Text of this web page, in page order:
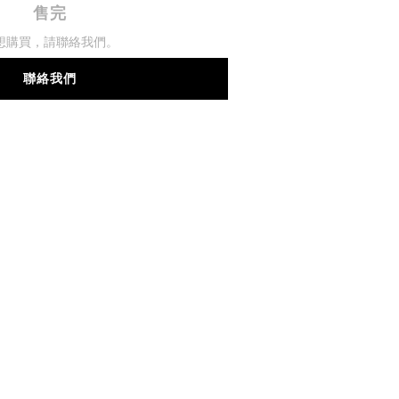
售完
購買，請聯絡我們。
聯絡我們